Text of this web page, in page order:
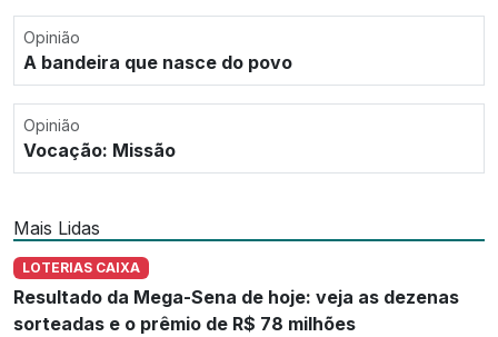
Opinião
A bandeira que nasce do povo
Opinião
Vocação: Missão
Mais Lidas
LOTERIAS CAIXA
Resultado da Mega-Sena de hoje: veja as dezenas
sorteadas e o prêmio de R$ 78 milhões